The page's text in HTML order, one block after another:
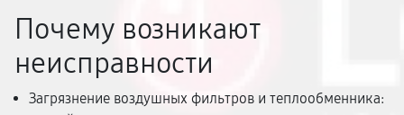
Почему возникают
неисправности
Загрязнение воздушных фильтров и теплообменника: